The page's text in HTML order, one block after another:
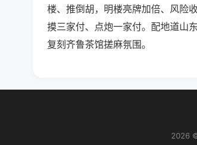
楼、推倒胡，明楼亮牌加倍、风险
摸三家付、点炮一家付。配地道山
复刻齐鲁茶馆搓麻氛围。
2026